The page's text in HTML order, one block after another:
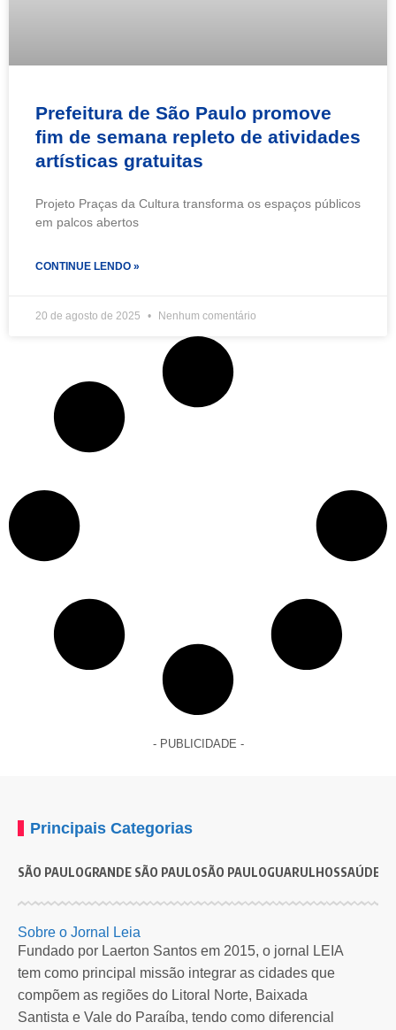
Prefeitura de São Paulo promove
fim de semana repleto de atividades
artísticas gratuitas
Projeto Praças da Cultura transforma os espaços públicos
em palcos abertos
CONTINUE LENDO »
20 de agosto de 2025 Nenhum comentário
- PUBLICIDADE -
Principais Categorias
SÃO PAULOGRANDE SÃO PAULOSÃO PAULOGUARULHOSSAÚDE
Sobre o Jornal Leia
Fundado por Laerton Santos em 2015, o jornal LEIA
tem como principal missão integrar as cidades que
compõem as regiões do Litoral Norte, Baixada
Santista e Vale do Paraíba, tendo como diferencial